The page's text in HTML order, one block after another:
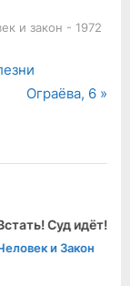
и закон - 1972
N
t
s
t
Ограёва, 6